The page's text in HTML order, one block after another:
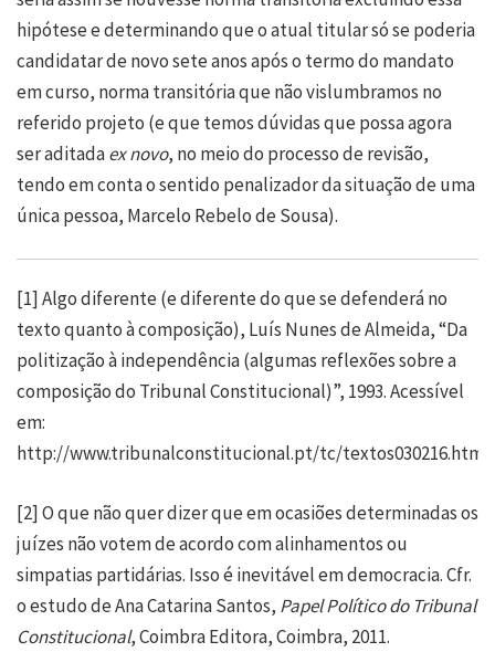
hipótese e determinando que o atual titular só se poderia
candidatar de novo sete anos após o termo do mandato
em curso, norma transitória que não vislumbramos no
referido projeto (e que temos dúvidas que possa agora
ser aditadaex novo, no meio do processo de revisão,
tendo em conta o sentido penalizador da situação de uma
única pessoa, Marcelo Rebelo de Sousa).
[1]Algo diferente (e diferente do que se defenderá no
texto quanto à composição), Luís Nunes de Almeida, “Da
politização à independência (algumas reflexões sobre a
composição do Tribunal Constitucional)”, 1993. Acessível
em:
http://www.tribunalconstitucional.pt/tc/textos030216.html
[2]O que não quer dizer que em ocasiões determinadas os
juízes não votem de acordo com alinhamentos ou
simpatias partidárias. Isso é inevitável em democracia. Cfr.
o estudo de Ana Catarina Santos, Papel Político do Tribunal
Constitucional, Coimbra Editora, Coimbra, 2011.